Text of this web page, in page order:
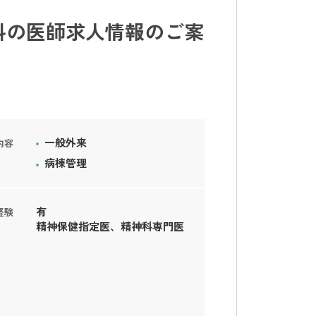
医師求人情報のご案
容
一般外来
病棟管理
験
有
精神保健指定医、精神科専門医